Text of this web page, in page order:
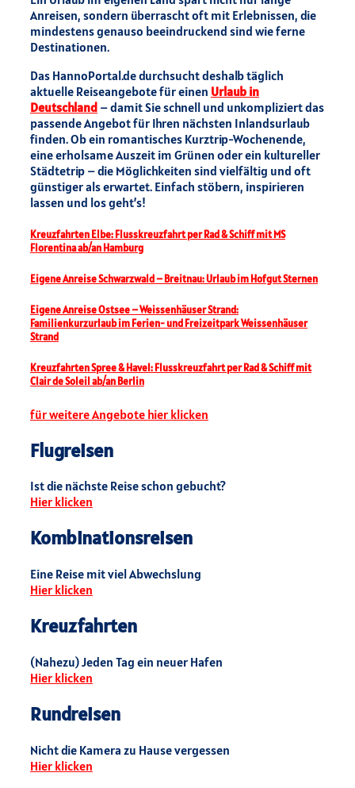
Anreisen, sondern überrascht oft mit Erlebnissen, die
mindestens genauso beeindruckend sind wie ferne
Destinationen.
Das HannoPortal.de durchsucht deshalb täglich
aktuelle Reiseangebote für einen Urlaub in
Deutschland – damit Sie schnell und unkompliziert das
passende Angebot für Ihren nächsten Inlandsurlaub
finden. Ob ein romantisches Kurztrip-Wochenende,
eine erholsame Auszeit im Grünen oder ein kultureller
Städtetrip – die Möglichkeiten sind vielfältig und oft
günstiger als erwartet. Einfach stöbern, inspirieren
lassen und los geht’s!
Kreuzfahrten Elbe: Flusskreuzfahrt per Rad & Schiff mit MS
Florentina ab/an Hamburg
Eigene Anreise Schwarzwald – Breitnau: Urlaub im Hofgut Sternen
Eigene Anreise Ostsee – Weissenhäuser Strand:
Familienkurzurlaub im Ferien- und Freizeitpark Weissenhäuser
Strand
Kreuzfahrten Spree & Havel: Flusskreuzfahrt per Rad & Schiff mit
Clair de Soleil ab/an Berlin
für weitere Angebote hier klicken
Flugreisen
Ist die nächste Reise schon gebucht?
Hier klicken
Kombinationsreisen
Eine Reise mit viel Abwechslung
Hier klicken
Kreuzfahrten
(Nahezu) Jeden Tag ein neuer Hafen
Hier klicken
Rundreisen
Nicht die Kamera zu Hause vergessen
Hier klicken